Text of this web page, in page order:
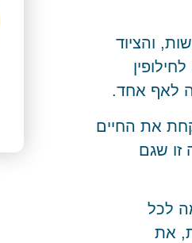
והציוד
לאף אחד.
את החיים
זו שגם
לכל
את